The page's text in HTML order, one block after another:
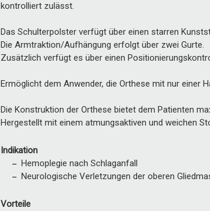
kontrolliert zulässt.
Das Schulterpolster verfügt über einen starren
Die Armtraktion/Aufhängung erfolgt über zwei Gurte.
Zusätzlich verfügt es über einen
Ermöglicht dem Anwender, die Orthese mit nur einer
Die Konstruktion der Orthese bietet dem Patienten
Hergestellt mit einem atmungsaktiven und weichen
Indikation
Hemoplegie nach Schlaganfall
Neurologische Verletzungen der oberen
Vorteile